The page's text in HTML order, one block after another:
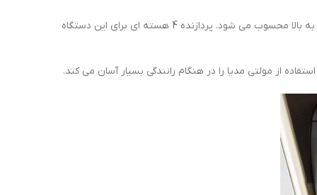
، متوسط رو به بالا محسوب می شود. پردازنده 4 هسته ای برای این دستگاه
از مولتی مدیا را در هنگام رانندگی بسیار آسان می کند.